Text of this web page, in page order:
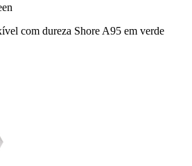
com dureza Shore A95 em verde